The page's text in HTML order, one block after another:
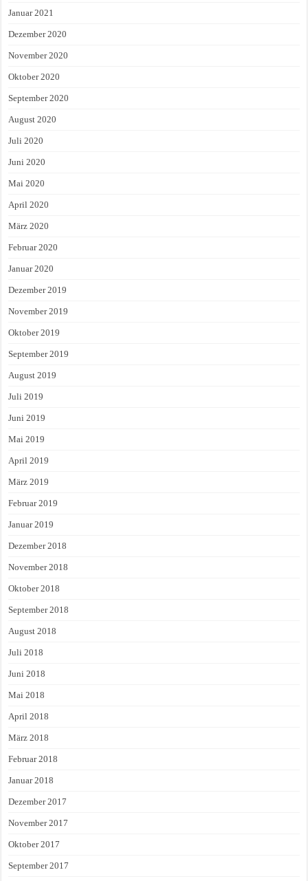
Januar 2021
Dezember 2020
November 2020
Oktober 2020
September 2020
August 2020
Juli 2020
Juni 2020
Mai 2020
April 2020
März 2020
Februar 2020
Januar 2020
Dezember 2019
November 2019
Oktober 2019
September 2019
August 2019
Juli 2019
Juni 2019
Mai 2019
April 2019
März 2019
Februar 2019
Januar 2019
Dezember 2018
November 2018
Oktober 2018
September 2018
August 2018
Juli 2018
Juni 2018
Mai 2018
April 2018
März 2018
Februar 2018
Januar 2018
Dezember 2017
November 2017
Oktober 2017
September 2017